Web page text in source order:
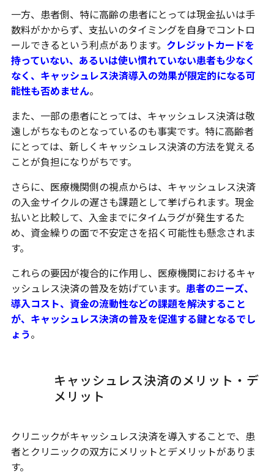
一方、患者側、特に高齢の患者にとっては現金払いは手
数料がかからず、支払いのタイミングを自身でコントロ
ールできるという利点があります。 クレジットカードを
持っていない、あるいは使い慣れていない患者も少なく
なく、キャッシュレス決済導入の効果が限定的になる可
能性も否めません。
また、一部の患者にとっては、キャッシュレス決済は敬
遠しがちなものとなっているのも事実です。特に高齢者
にとっては、新しくキャッシュレス決済の方法を覚える
ことが負担になりがちです。
さらに、医療機関側の視点からは、キャッシュレス決済
の入金サイクルの遅さも課題として挙げられます。現金
払いと比較して、入金までにタイムラグが発生するた
め、資金繰りの面で不安定さを招く可能性も懸念されま
す。
これらの要因が複合的に作用し、医療機関におけるキャ
ッシュレス決済の普及を妨げています。 患者のニーズ、
導入コスト、資金の流動性などの課題を解決すること
が、キャッシュレス決済の普及を促進する鍵となるでし
ょう。
キャッシュレス決済のメリット・デ
メリット
クリニックがキャッシュレス決済を導入することで、患
者とクリニックの双方にメリットとデメリットがありま
す。